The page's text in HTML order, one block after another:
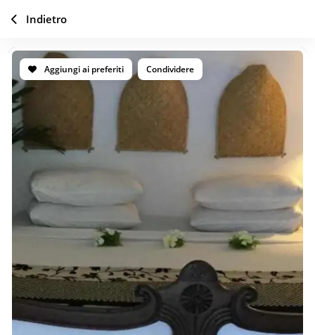
Aggiungi ai preferiti Condividere
Indietro